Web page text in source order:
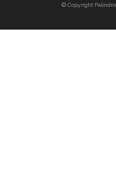
© Copyright